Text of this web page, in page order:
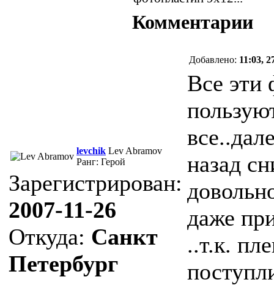
Комментарии
levchik Lev Abramov
Ранг: Герой
Зарегистрирован:
2007-11-26
Откуда: Санкт
Петербург
Добавлено: 11:03,
Все эти
назад
даже
..т.к.